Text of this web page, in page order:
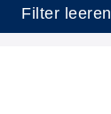
Filter leeren